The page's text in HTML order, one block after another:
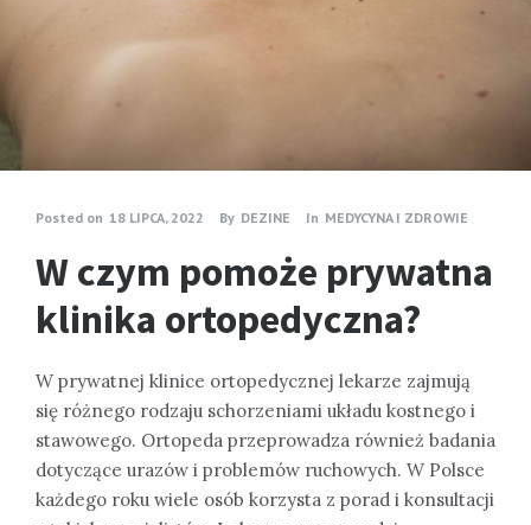
Posted on 18 LIPCA, 2022 By DEZINE In MEDYCYNA I ZDROWIE
W czym pomoże prywatna
klinika ortopedyczna?
W prywatnej klinice ortopedycznej lekarze zajmują
się różnego rodzaju schorzeniami układu kostnego i
stawowego. Ortopeda przeprowadza również badania
dotyczące urazów i problemów ruchowych. W Polsce
każdego roku wiele osób korzysta z porad i konsultacji